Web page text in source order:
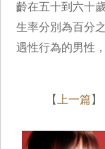
齡在五十到六十
生率分別為百分
遇性行為的男性
【 上一篇